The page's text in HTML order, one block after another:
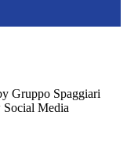
Gruppo Spaggiari
Media